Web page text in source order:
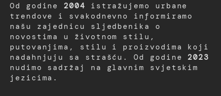
Od godine 2004 istražujemo urbane
trendove i svakodnevno informiramo
našu zajednicu sljedbenika o
novostima u životnom stilu,
putovanjima, stilu i proizvodima koji
nadahnjuju sa strašću. Od godine 2023
nudimo sadržaj na glavnim svjetskim
jezicima.